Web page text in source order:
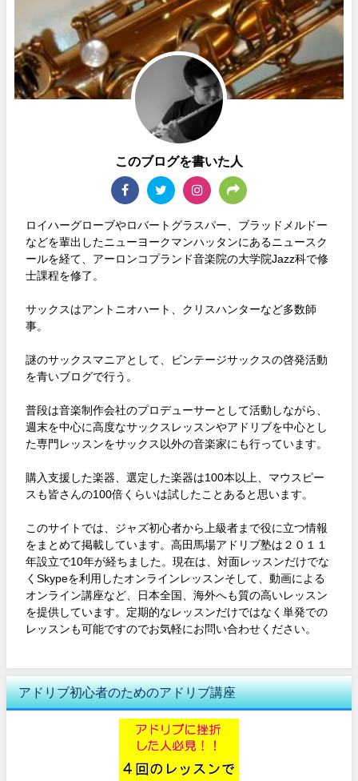
このブログを書いた人
ロイハーグローブやロバートグラスパー、ブラッドメルドー
などを輩出したニューヨークマンハッタンにあるニュースク
ールを経て、アーロンコプランド音楽院の大学院Jazz科で修
士課程を修了。
サックスはアントニオハート、クリスハンターなど多数師
事。
謎のサックスマニアとして、ビンテージサックスの啓発活動
を青いブログで行う。
普段は音楽制作会社のプロデューサーとして活動しながら、
週末を中心に高度なサックスレッスンやアドリブを中心とし
た専門レッスンをサックス以外の音楽家にも行っています。
購入支援した楽器、選定した楽器は100本以上、マウスピー
スも皆さんの100倍くらいは試したことあると思います。
このサイトでは、ジャズ初心者から上級者まで役に立つ情報
をまとめて掲載しています。高田馬場アドリブ塾は２０１１
年設立で10年が経ちました。現在は、対面レッスンだけでな
くSkypeを利用したオンラインレッスンそして、動画による
オンライン講座など、日本全国、海外へも質の高いレッスン
を提供しています。定期的なレッスンだけではなく単発での
レッスンも可能ですのでお気軽にお問い合わせください。
アドリブ初心者のためのアドリブ講座